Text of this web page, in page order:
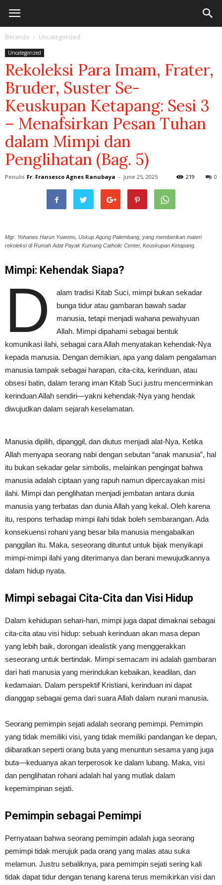
Beranda Uncategorized
Uncategorized
Rekoleksi Para Imam, Frater,
Bruder, Suster Se-
Keuskupan Ketapang: Sesi 3
– Menafsirkan Pesan Tuhan
dalam Mimpi dan
Penglihatan (Bag. 5)
Penulis Fr. Fransesco Agnes Ranubaya - June 25, 2025 0
219
Mgr. Yohanes Harun Yuwono, Uskup Agung Palembang, yang memberikan materi
rekoleksi di Rumah Adat Payak Kumang Catholic Center, Keuskupan Ketapang.
Mimpi: Kehendak Siapa?
D
alam tradisi Kitab Suci, mimpi bukan sekadar
bunga tidur atau gambaran bawah sadar
manusia, tetapi menjadi wahana pewahyuan
Allah. Mimpi dipahami sebagai bentuk
komunikasi ilahi, sebagai cara Allah menyatakan kehendak-Nya
kepada manusia. Dengan demikian, apa yang dalam pengalaman
manusia tampak sebagai harapan, cita-cita, kerinduan, atau
obsesi batin, dalam terang iman Kitab Suci justru mencerminkan
kerinduan Allah sendiri—yakni kehendak-Nya yang hendak
diwujudkan dalam sejarah keselamatan.
Manusia dipilih, dipanggil, dan diutus menjadi alat-Nya. Ketika
Allah menyapa seorang nabi dengan sebutan “anak manusia”, hal
itu bukan sekadar gelar simbolis, melainkan pengingat bahwa
manusia adalah ciptaan yang rapuh namun dipercayakan misi
ilahi. Mimpi dan penglihatan menjadi jembatan antara dunia
manusia yang terbatas dan dunia Allah yang kekal. Oleh karena
itu, respons terhadap mimpi ilahi tidak boleh sembarangan. Ada
konsekuensi rohani yang besar bila manusia mengabaikan
panggilan itu. Maka, seseorang dituntut untuk bijak menyikapi
mimpi-mimpi ilahi yang diterimanya dan berani mewujudkannya
dalam hidup nyata.
Mimpi sebagai Cita-Cita dan Visi Hidup
Dalam kehidupan sehari-hari, mimpi juga dapat dimaknai sebagai
cita-cita atau visi hidup: sebuah kerinduan akan masa depan
yang lebih baik, dorongan idealistik yang menggerakkan
seseorang untuk bertindak. Mimpi semacam ini adalah gambaran
dari hati manusia yang merindukan kebaikan, keadilan, dan
kedamaian. Dalam perspektif Kristiani, kerinduan ini dapat
dianggap sebagai gema dari suara Allah dalam nurani manusia.
Seorang pemimpin sejati adalah seorang pemimpi. Pemimpin
yang tidak memiliki visi, yang tidak memiliki pandangan ke depan,
diibaratkan seperti orang buta yang menuntun sesama yang juga
buta—keduanya akan terperosok ke dalam lubang. Maka, visi
dan penglihatan rohani adalah hal yang mutlak dalam
kepemimpinan sejati.
Pemimpin sebagai Pemimpi
Pernyataan bahwa seorang pemimpin adalah juga seorang
pemimpi tidak merujuk pada orang yang malas atau suka
melamun. Justru sebaliknya, para pemimpin sejati sering kali
tidak dapat tidur dengan tenang karena terus memikirkan visi dan